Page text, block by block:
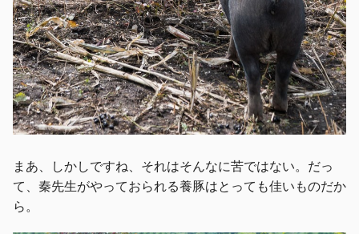
まあ、しかしですね、それはそんなに苦ではない。だっ
て、秦先生がやっておられる養豚はとっても佳いものだか
ら。